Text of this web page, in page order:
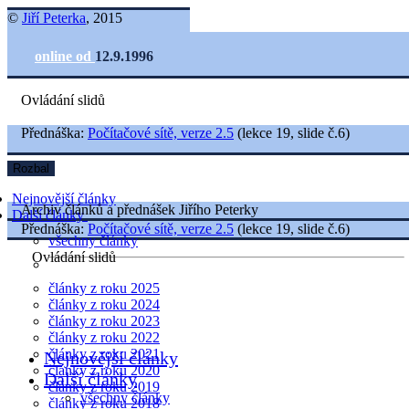
© Jiří Peterka, 2015
online od 12.9.1996
Ovládání slidů
Nejnovější články
Další články
všechny články
články z roku 2025
články z roku 2024
články z roku 2023
články z roku 2022
články z roku 2021
články z roku 2020
články z roku 2019
články z roku 2018
Přednáška: Počítačové sítě, verze 2.5 (lekce 19, slide č.6)
Rozbal
Archiv článků a přednášek Jiřího Peterky
Přednáška: Počítačové sítě, verze 2.5 (lekce 19, slide č.6)
Ovládání slidů
Nejnovější články
Další články
všechny články